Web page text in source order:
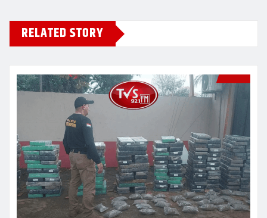
RELATED STORY